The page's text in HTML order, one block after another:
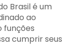
Brasil é um
ao
funções
cumprir seus